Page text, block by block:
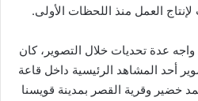
عدة تحديات خلال التصوير، كان
أحد المشاهد الرئيسية داخل قاعة
خضير وقرية القصر بمدينة قويسنا